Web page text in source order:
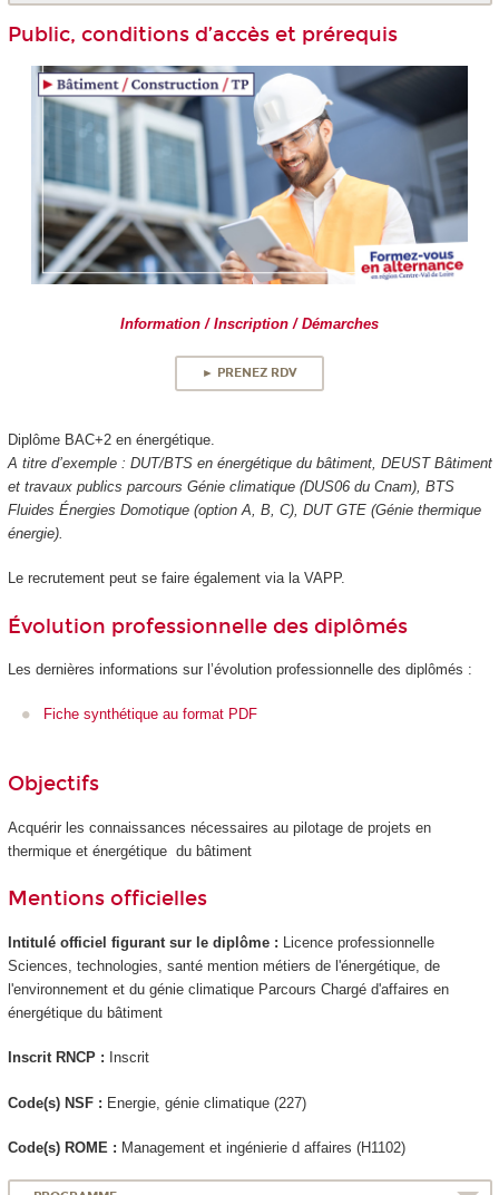
Public, conditions d’accès et prérequis
Information / Inscription / Démarches
► PRENEZ RDV
Diplôme BAC+2 en énergétique.
A titre d’exemple : DUT/BTS en énergétique du bâtiment, DEUST Bâtiment
et travaux publics parcours Génie climatique (DUS06 du Cnam), BTS
Fluides Énergies Domotique (option A, B, C), DUT GTE (Génie thermique
énergie).
Le recrutement peut se faire également via la VAPP.
Évolution professionnelle des diplômés
Les dernières informations sur l’évolution professionnelle des diplômés :
Fiche synthétique au format PDF
Objectifs
Acquérir les connaissances nécessaires au pilotage de projets en
thermique et énergétique du bâtiment
Mentions officielles
Intitulé officiel figurant sur le diplôme : Licence professionnelle
Sciences, technologies, santé mention métiers de l'énergétique, de
l'environnement et du génie climatique Parcours Chargé d'affaires en
énergétique du bâtiment
Inscrit RNCP : Inscrit
Code(s) NSF : Energie, génie climatique (227)
Code(s) ROME : Management et ingénierie d affaires (H1102)